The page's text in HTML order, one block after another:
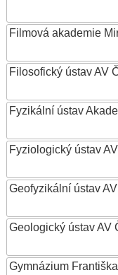
Filmová akademie
Filosofický ústav AV
Fyzikální ústav
Fyziologický ústav
Geofyzikální ústav
Geologický ústav AV
Gymnázium